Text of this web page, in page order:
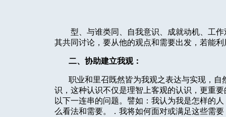
型、与谁类同、自我意识、成就动机、工
其共同讨论，要从他的观点和需要出发，若能
二、协助建立我观：
职业和里召既然皆为我观之表达与实现，
识，这种认识不仅是理智上客观的认识，更重
以下一连串的问题。譬如：我认为我是怎样的
么看法和需要。．我将如何面对或满足这些需